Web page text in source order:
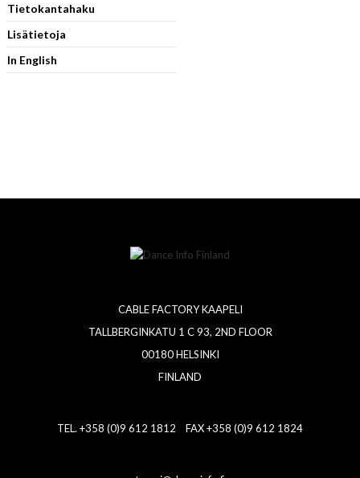
Tietokantahaku
Lisätietoja
In English
CABLE FACTORY KAAPELI
TALLBERGINKATU 1 C 93, 2ND FLOOR
00180 HELSINKI
FINLAND
TEL. +358 (0)9 612 1812 FAX +358 (0)9 612 1824